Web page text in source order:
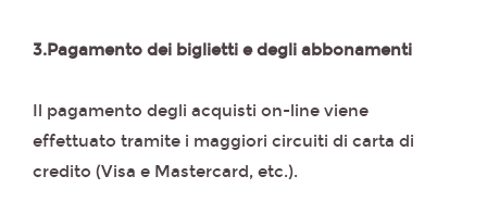
3.Pagamento dei biglietti e degli abbonamenti
Il pagamento degli acquisti on-line viene
effettuato tramite i maggiori circuiti di carta di
credito (Visa e Mastercard, etc.).